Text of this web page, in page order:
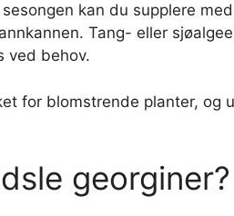
kan du supplere
Tang- eller
ved behov.
for blomstrende planter, og
georginer?